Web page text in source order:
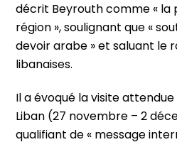
décrit Beyrouth comme « la
région », soulignant que «
devoir arabe » et saluant le
libanaises.
Il a évoqué la visite attendue
Liban (27 novembre – 2
qualifiant de « message